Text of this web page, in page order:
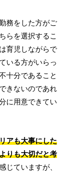
務をした方がご
らを選択するこ
育児しながらで
いる方がいらっ
十分であること
きないのであれ
に用意できてい
アも大事にした
りも大切だと考
じていますが、